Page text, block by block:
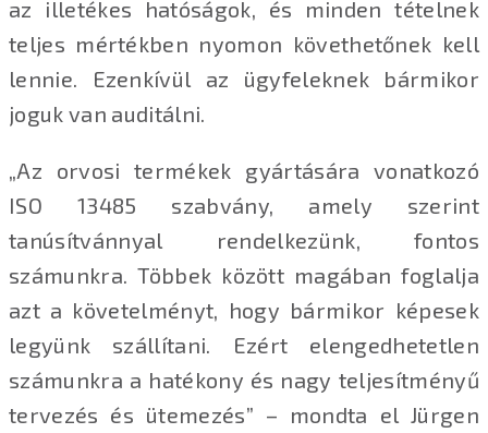
az illetékes hatóságok, és minden tételnek
teljes mértékben nyomon követhetőnek kell
lennie. Ezenkívül az ügyfeleknek bármikor
joguk van auditálni.
„Az orvosi termékek gyártására vonatkozó
ISO 13485 szabvány, amely szerint
tanúsítvánnyal rendelkezünk, fontos
számunkra. Többek között magában foglalja
azt a követelményt, hogy bármikor képesek
legyünk szállítani. Ezért elengedhetetlen
számunkra a hatékony és nagy teljesítményű
tervezés és ütemezés” – mondta el Jürgen